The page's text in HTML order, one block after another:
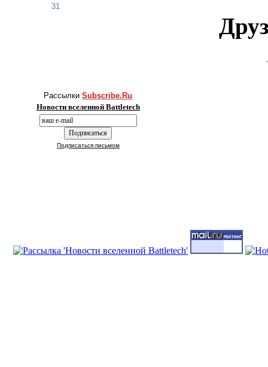
31
РассылкиSubscribe.Ru
Новости вселенной Battletech
Подписаться письмом